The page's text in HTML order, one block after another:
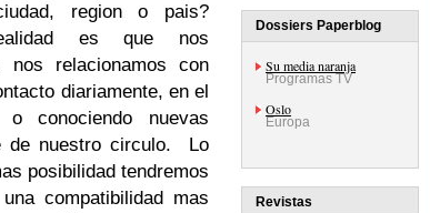
region o pais?
es que nos
relacionamos con
diariamente, en el
conociendo nuevas
de nuestro circulo. Lo
posibilidad tendremos
compatibilidad mas
Dossiers Paperblog
Su media naranja
Programas TV
Oslo
Europa
Revistas